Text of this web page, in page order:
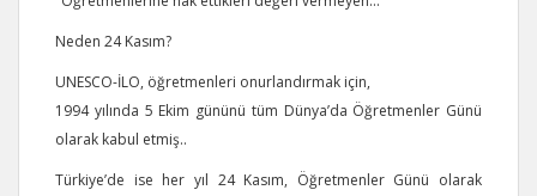
Neden 24 Kasım?
UNESCO-İLO, öğretmenleri onurlandırmak için,
1994 yılında 5 Ekim gününü tüm Dünya’da Öğretmenler Günü
olarak kabul etmiş..
Türkiye’de ise her yıl 24 Kasım, Öğretmenler Günü olarak